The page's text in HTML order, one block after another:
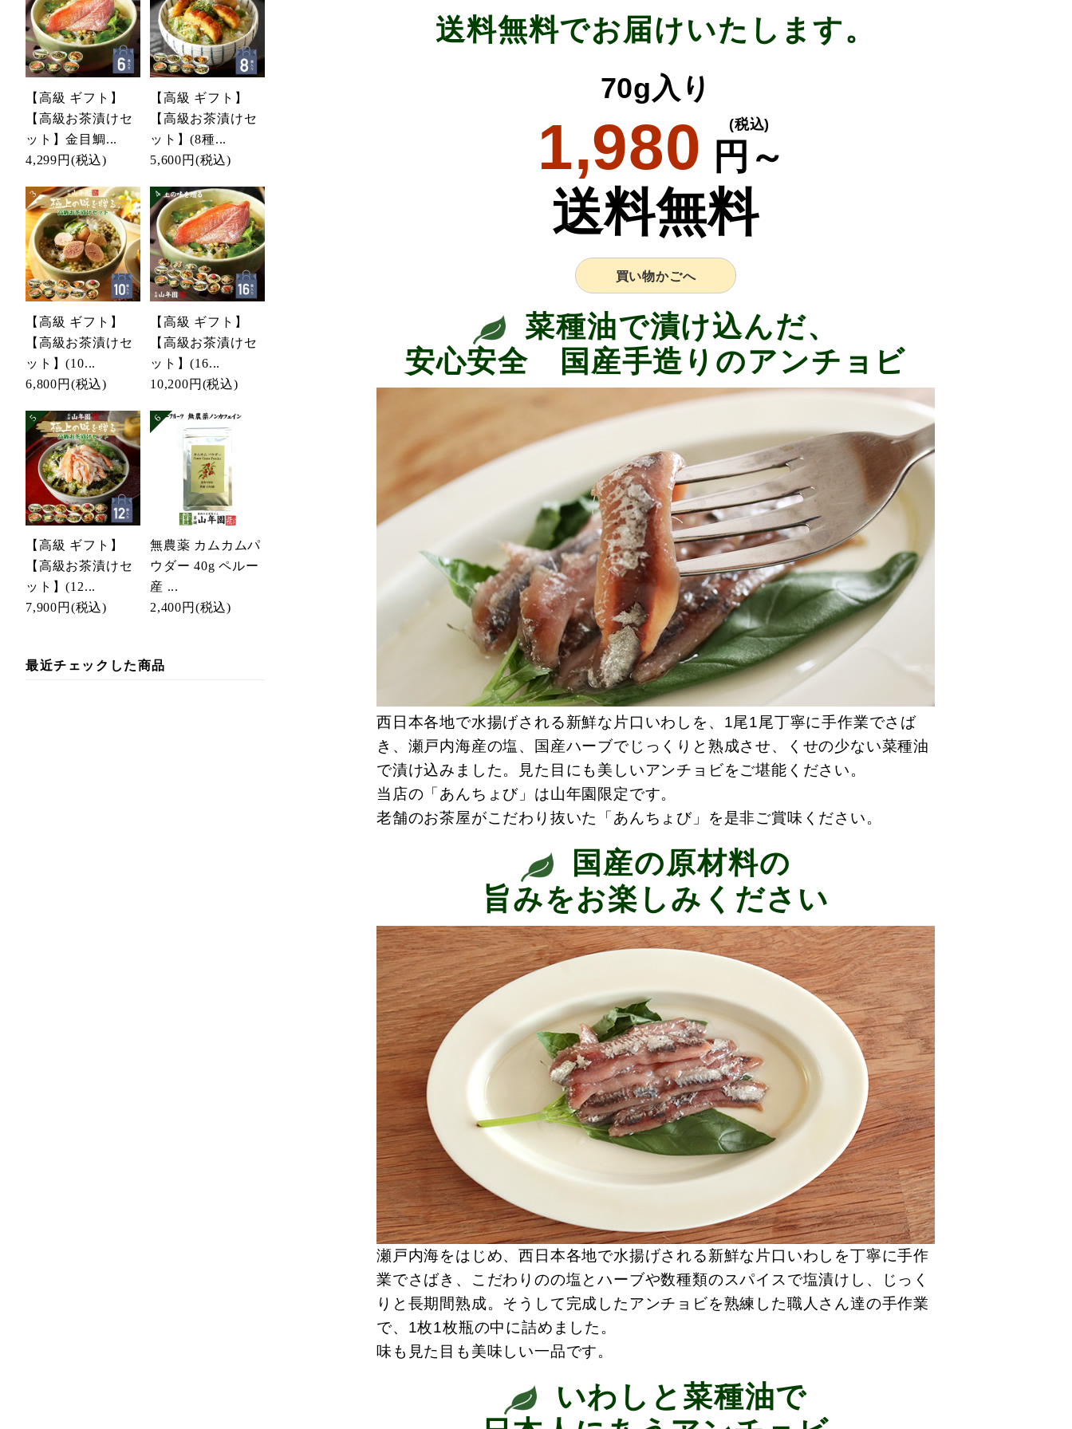
【高級 ギフト】
【高級お茶漬けセ
ット】金目鯛...
4,299円 (税込)
【高級 ギフト】
【高級お茶漬けセ
ット】(8種...
5,600円 (税込)
【高級 ギフト】
【高級お茶漬けセ
ット】(10...
6,800円 (税込)
【高級 ギフト】
【高級お茶漬けセ
ット】(16...
10,200円 (税込)
【高級 ギフト】
【高級お茶漬けセ
ット】(12...
7,900円 (税込)
無農薬 カムカムパ
ウダー 40g ペルー
産 ...
2,400円 (税込)
最近チェックした商品
送料無料でお届けいたします。
70g入り
1,980 円～
(税込)
送料無料
買い物かごへ
菜種油で漬け込んだ、
安心安全 国産手造りのアンチョビ
西日本各地で水揚げされる新鮮な片口いわしを、1尾1尾丁寧に手作業でさば
き、瀬戸内海産の塩、国産ハーブでじっくりと熟成させ、くせの少ない菜種油
で漬け込みました。見た目にも美しいアンチョビをご堪能ください。
当店の「あんちょび」は山年園限定です。
老舗のお茶屋がこだわり抜いた「あんちょび」を是非ご賞味ください。
国産の原材料の
旨みをお楽しみください
瀬戸内海をはじめ、西日本各地で水揚げされる新鮮な片口いわしを丁寧に手作
業でさばき、こだわりのの塩とハーブや数種類のスパイスで塩漬けし、じっく
りと長期間熟成。そうして完成したアンチョビを熟練した職人さん達の手作業
で、1枚1枚瓶の中に詰めました。
味も見た目も美味しい一品です。
いわしと菜種油で